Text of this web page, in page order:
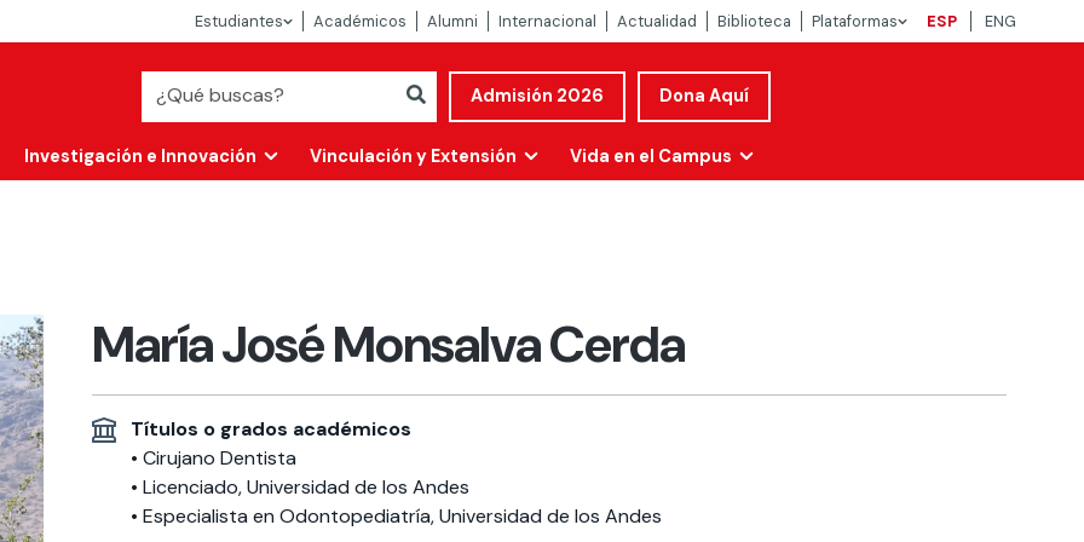
Estudiantes Académicos Alumni Internacional Actualidad Biblioteca Plataformas ESP ENG
Admisión 2026 Dona Aquí
Investigación e Innovación Vinculación y Extensión Vida en el Campus
María José Monsalva Cerda
Títulos o grados académicos
• Cirujano Dentista
• Licenciado, Universidad de los Andes
• Especialista en Odontopediatría, Universidad de los Andes